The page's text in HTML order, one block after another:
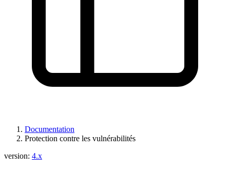
Documentation
Protection contre les vulnérabilités
version: 4.x